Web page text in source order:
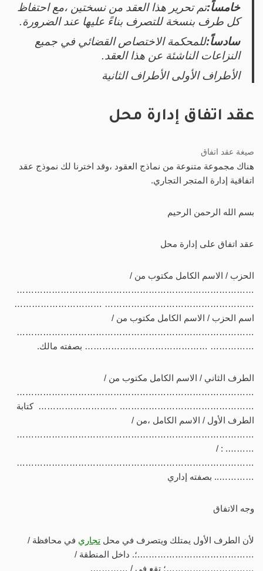
خامساً:تم تحرير هذا العقد من نسختين ،مع احتفاظ
كل طرف بنسخة للتصرف بناءً عليها عند الضرورة.
سادساً:للمحكمة الاختصاص القضائي في جميع
النزاعات الناشئة عن هذا العقد.
الأطراف الأولى الأطراف الثانية
عقد اتفاق إدارة محل
صيغة عقد اتفاق
هناك مجموعة متنوعة من نماذج العقود ،وقد اخترنا لك نموذج عقد
اتفاقية إدارة المتجر التجاري.
بسم الله الرحمن الرحيم
عقد اتفاق على إدارة محل
الحزب / الاسم الكامل مكتوب من /
………………………………………………………………………
…………………………………………… …………………………
اسم الحزب / الاسم الكامل مكتوب من /
………………………………………………………………………
…………… …………………………………… بصفته مالك.
الطرف الثاني / الاسم الكامل مكتوب من /
………………………………………………………………………
………………………………………. ……………………… كتابة
الطرف الأول / الاسم الكامل ،من /
………………………………………………………………………
………. : /
………………………………………………………………………
………….. بصفته إداري
وجه الاتفاق
لأن الطرف الأول يمتلك ويتصرف في محل تجاري في محافظة /
………………………………….؛. داخل المنطقة /
…………………………؛ تقع في / ………….